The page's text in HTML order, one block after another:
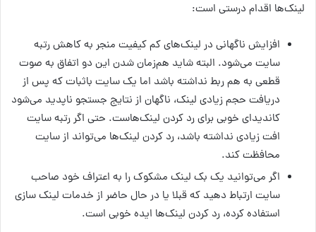
لینک‌ها اقدام درستی است:
افزایش ناگهانی در لینک‌های کم کیفیت منجر به کاهش رتبه
سایت می‌شود. البته شاید هم‌زمان شدن این دو اتفاق به صوت
قطعی به هم ربط نداشته باشد اما یک سایت باثبات که پس از
دریافت حجم زیادی لینک، ناگهان از نتایج جستجو ناپدید می‌شود
کاندیدای خوبی برای رد کردن لینک‌هاست. حتی اگر رتبه سایت
افت زیادی نداشته باشد، رد کردن لینک‌ها می‌تواند از سایت
محافظت کند.
اگر می‌توانید یک بک لینک مشکوک را به اعتراف خود صاحب
سایت ارتباط دهید که قبلا یا در حال حاضر از خدمات لینک سازی
استفاده کرده، رد کردن لینک‌ها ایده خوبی است.